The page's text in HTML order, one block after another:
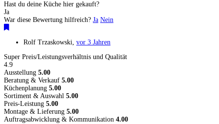
Hast du deine Küche hier gekauft?
Ja
War diese Bewertung hilfreich? Ja Nein
Rolf Trzaskowski, vor 3 Jahren
Super Preis/Leistungsverhältnis und Qualität
4.9
Ausstellung 5.00
Beratung & Verkauf 5.00
Küchenplanung 5.00
Sortiment & Auswahl 5.00
Preis-Leistung 5.00
Montage & Lieferung 5.00
Auftragsabwicklung & Kommunikation 4.00